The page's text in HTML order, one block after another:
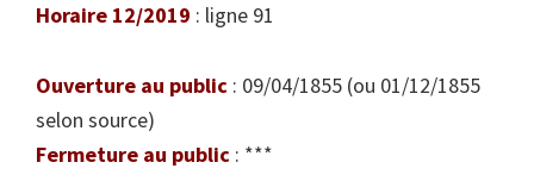
Horaire 12/2019 : ligne 91
Ouverture au public : 09/04/1855 (ou 01/12/1855
selon source)
Fermeture au public : ***